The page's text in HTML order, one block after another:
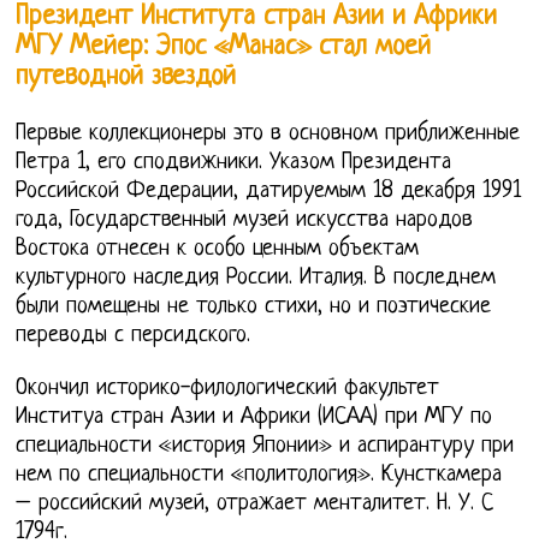
Президент Института стран Азии и Африки
МГУ Мейер: Эпос «Манас» стал моей
путеводной звездой
Первые коллекционеры это в основном приближенные
Петра 1, его сподвижники. Указом Президента
Российской Федерации, датируемым 18 декабря 1991
года, Государственный музей искусства народов
Востока отнесен к особо ценным объектам
культурного наследия России. Италия. В последнем
были помещены не только стихи, но и поэтические
переводы с персидского.
Окончил историко-филологический факультет
Институа стран Азии и Африки (ИСАА) при МГУ по
специальности «история Японии» и аспирантуру при
нем по специальности «политология». Кунсткамера
– российский музей, отражает менталитет. Н. У. С
1794г.